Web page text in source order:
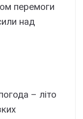
перемоги
над
– літо